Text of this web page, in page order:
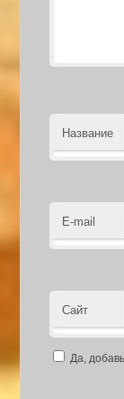
Название
E-mail
Сайт
Да,